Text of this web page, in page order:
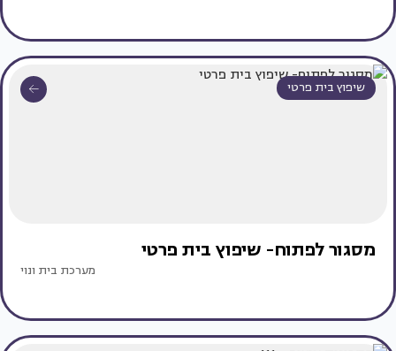
שיפוץ בית פרטי
מסגור לפתוח- שיפוץ בית פרטי
מערכת בית ונוי